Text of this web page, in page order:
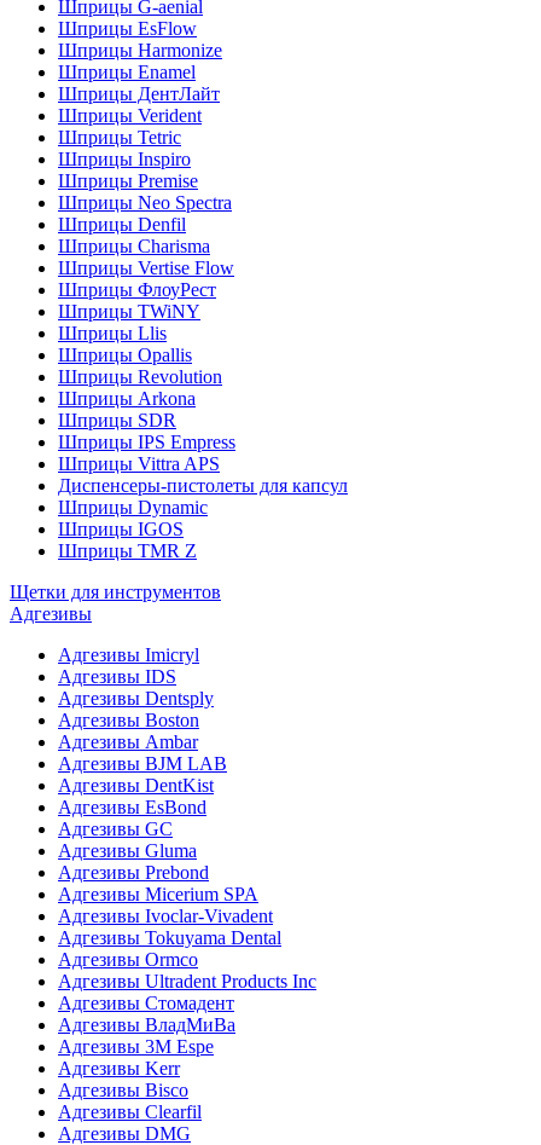
Шприцы G-aenial
Шприцы EsFlow
Шприцы Harmonize
Шприцы Enamel
Шприцы ДентЛайт
Шприцы Verident
Шприцы Tetric
Шприцы Inspiro
Шприцы Premise
Шприцы Neo Spectra
Шприцы Denfil
Шприцы Charisma
Шприцы Vertise Flow
Шприцы ФлоуРест
Шприцы TWiNY
Шприцы Llis
Шприцы Opallis
Шприцы Revolution
Шприцы Arkona
Шприцы SDR
Шприцы IPS Empress
Шприцы Vittra APS
Диспенсеры-пистолеты для капсул
Шприцы Dynamic
Шприцы IGOS
Шприцы TMR Z
Щетки для инструментов
Адгезивы
Адгезивы Imicryl
Адгезивы IDS
Адгезивы Dentsply
Адгезивы Boston
Адгезивы Ambar
Адгезивы BJM LAB
Адгезивы DentKist
Адгезивы EsBond
Адгезивы GC
Адгезивы Gluma
Адгезивы Prebond
Адгезивы Micerium SPA
Адгезивы Ivoclar-Vivadent
Адгезивы Tokuyama Dental
Адгезивы Ormco
Адгезивы Ultradent Products Inc
Адгезивы Стомадент
Адгезивы ВладМиВа
Адгезивы 3M Espe
Адгезивы Kerr
Адгезивы Bisco
Адгезивы Clearfil
Адгезивы DMG